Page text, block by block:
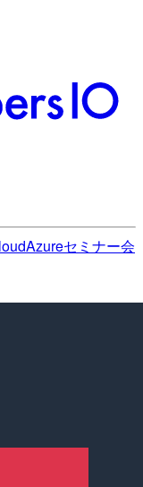
Azureセミナー会